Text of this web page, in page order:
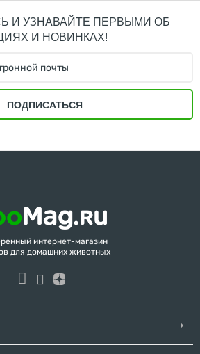
И УЗНАВАЙТЕ ПЕРВЫМИ ОБ
И НОВИНКАХ!
ПОДПИСАТЬСЯ
интернет-магазин
для домашних животных